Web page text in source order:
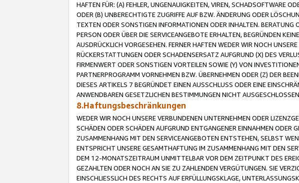
HAFTEN FÜR: (A) FEHLER, UNGENAUIGKEITEN, VIREN, SCHADSOFTWARE
ODER (B) UNBERECHTIGTE ZUGRIFFE AUF BZW. ÄNDERUNG ODER
TEXTEN ODER SONSTIGEN INFORMATIONEN ODER INHALTEN. BERATUNG
PERSON ODER ÜBER DIE SERVICEANGEBOTE ERHALTEN, BEGRÜNDEN
AUSDRÜCKLICH VORGESEHEN. FERNER HAFTEN WEDER WIR NOCH
RÜCKERSTATTUNGEN ODER SCHADENSERSATZ AUFGRUND (X) DES
FIRMENWERT ODER SONSTIGEN VORTEILEN SOWIE (Y) VON
PARTNERPROGRAMM VORNEHMEN BZW. ÜBERNEHMEN ODER (Z) DER
DIESES ARTIKELS 7 BEGRÜNDET EINEN AUSSCHLUSS ODER EINE
ANWENDBAREN GESETZLICHEN BESTIMMUNGEN NICHT
8.Haftungsbeschränkungen
WEDER WIR NOCH UNSERE VERBUNDENEN UNTERNEHMEN ODER
SCHÄDEN ODER SCHÄDEN AUFGRUND ENTGANGENER EINNAHMEN ODER
ZUSAMMENHANG MIT DEN SERVICEANGEBOTEN ENTSTEHEN, SELBST
ENTSPRICHT UNSERE GESAMTHAFTUNG IM ZUSAMMENHANG MIT DEN
DEM 12-MONATSZEITRAUM UNMITTELBAR VOR DEM ZEITPUNKT DES
GEZAHLTEN ODER NOCH AN SIE ZU ZAHLENDEN VERGÜTUNGEN. SIE
EINSCHLIESSLICH DES RECHTS AUF ERFÜLLUNGSKLAGE,